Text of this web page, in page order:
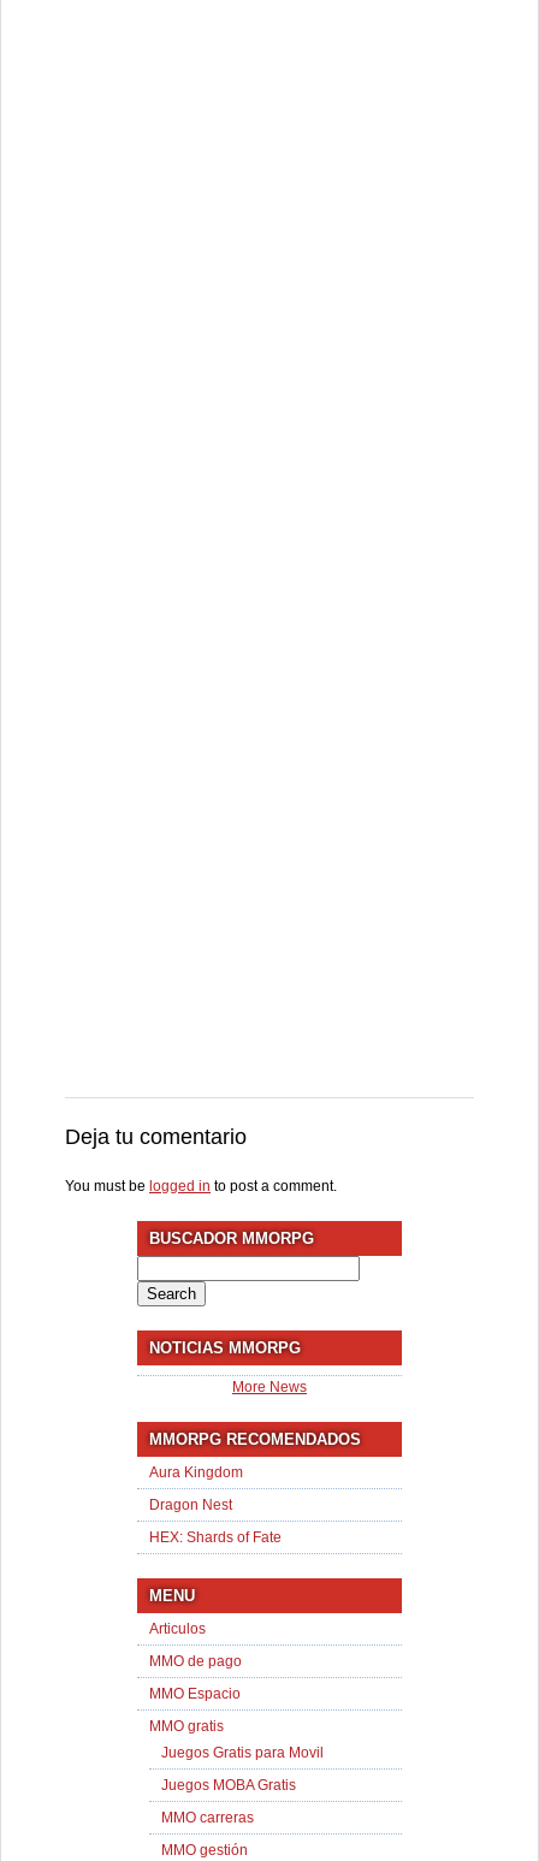
Deja tu comentario
You must be logged in to post a comment.
BUSCADOR MMORPG
for:
NOTICIAS MMORPG
More News
MMORPG RECOMENDADOS
Aura Kingdom
Dragon Nest
HEX: Shards of Fate
MENU
Articulos
MMO de pago
MMO Espacio
MMO gratis
Juegos Gratis para Movil
Juegos MOBA Gratis
MMO carreras
MMO gestión